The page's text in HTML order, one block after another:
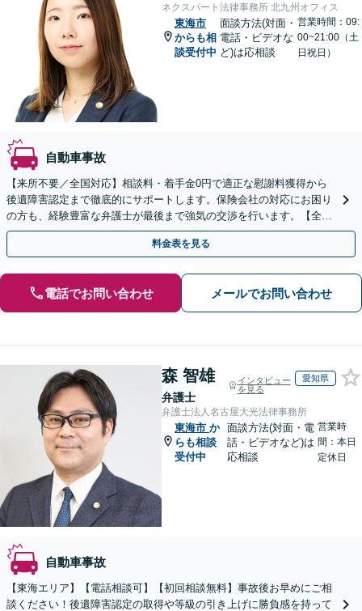
ネクスパート法律事務所 北九州オフィス
東海市
からも相
談受付中
面談方法(対面・
電話・ビデオな
ど)は応相談
営業時間：09:
00~21:00（土
日祝日）
自動車事故
【来所不要／全国対応】相談料・着手金0円で適正な慰謝料獲得から
後遺障害認定まで徹底的にサポートします。保険会社の対応にお困り
の方も、経験豊富な弁護士が最後まで強気の交渉を行います。【全国
13拠点】お気軽にご相談ください。
料金表を見る
電話でお問い合わせ メールでお問い合わせ
森 智雄
弁護士
インタビュー
を見る
愛知県
弁護士法人名古屋大光法律事務所
東海市 か
らも相談
受付中
面談方法(対面・電
話・ビデオなど)は
応相談
営業時
間：本日
定休日
自動車事故
【東海エリア】【電話相談可】【初回相談無料】事故後お早めにご相
談ください！後遺障害認定の取得や等級の引き上げに勝負感を持って